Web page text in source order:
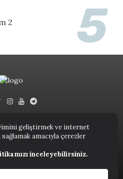
geliştirmek ve internet
amacıyla çerezler
inceleyebilirsiniz.
2
© 2023.